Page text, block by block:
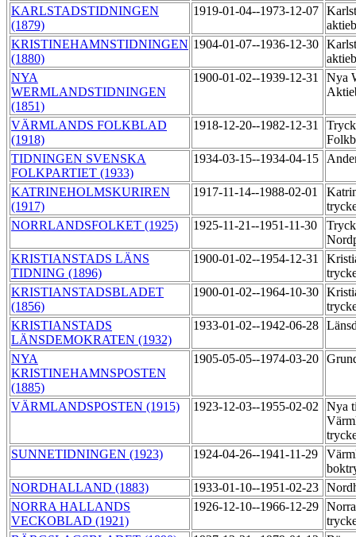
KARLSTADSTIDNINGEN
(1879)
1919-01-04--1973-12-07
KRISTINEHAMNSTIDNINGEN
(1880)
1904-01-07--1936-12-30
NYA
WERMLANDSTIDNINGEN
(1851)
1900-01-02--1939-12-31
Nya
VÄRMLANDS FOLKBLAD
(1918)
1918-12-20--1982-12-31
TIDNINGEN SVENSKA
FOLKPARTIET (1933)
1934-03-15--1934-04-15
KATRINEHOLMSKURIREN
(1917)
1917-11-14--1988-02-01
NORRLANDSFOLKET (1925)
1925-11-21--1951-11-30
KRISTIANSTADS LÄNS
TIDNING (1896)
1900-01-02--1954-12-31
KRISTIANSTADSBLADET
(1856)
1900-01-02--1964-10-30
KRISTIANSTADS
LÄNSDEMOKRATEN (1932)
1933-01-02--1942-06-28
NYA
KRISTINEHAMNSPOSTEN
(1885)
1905-05-05--1974-03-20
VÄRMLANDSPOSTEN (1915) 1923-12-03--1955-02-02
Nya
SUNNETIDNINGEN (1923)
1924-04-26--1941-11-29
NORDHALLAND (1883)
1933-01-10--1951-02-23
NORRA HALLANDS
VECKOBLAD (1921)
1926-12-10--1966-12-29